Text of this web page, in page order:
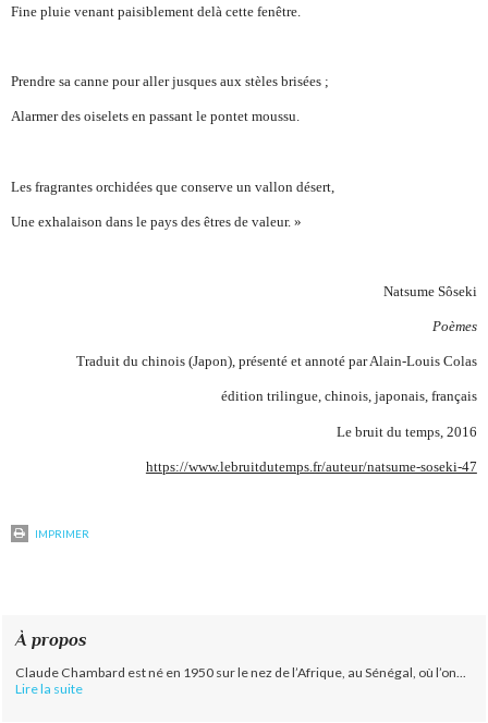
Fine pluie venant paisiblement delà cette fenêtre.
Prendre sa canne pour aller jusques aux stèles brisées ;
Alarmer des oiselets en passant le pontet moussu.
Les fragrantes orchidées que conserve un vallon désert,
Une exhalaison dans le pays des êtres de valeur. »
Natsume Sôseki
Poèmes
Traduit du chinois (Japon), présenté et annoté par Alain-Louis Colas
édition trilingue, chinois, japonais, français
Le bruit du temps, 2016
https://www.lebruitdutemps.fr/auteur/natsume-soseki-47
IMPRIMER
À propos
Claude Chambard est né en 1950 sur le nez de l’Afrique, au Sénégal, où l’on...
Lire la suite